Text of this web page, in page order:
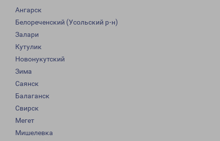
Ангарск
Белореченский (Усольский р-н)
Залари
Кутулик
Новонукутский
Зима
Саянск
Балаганск
Свирск
Мегет
Мишелевка